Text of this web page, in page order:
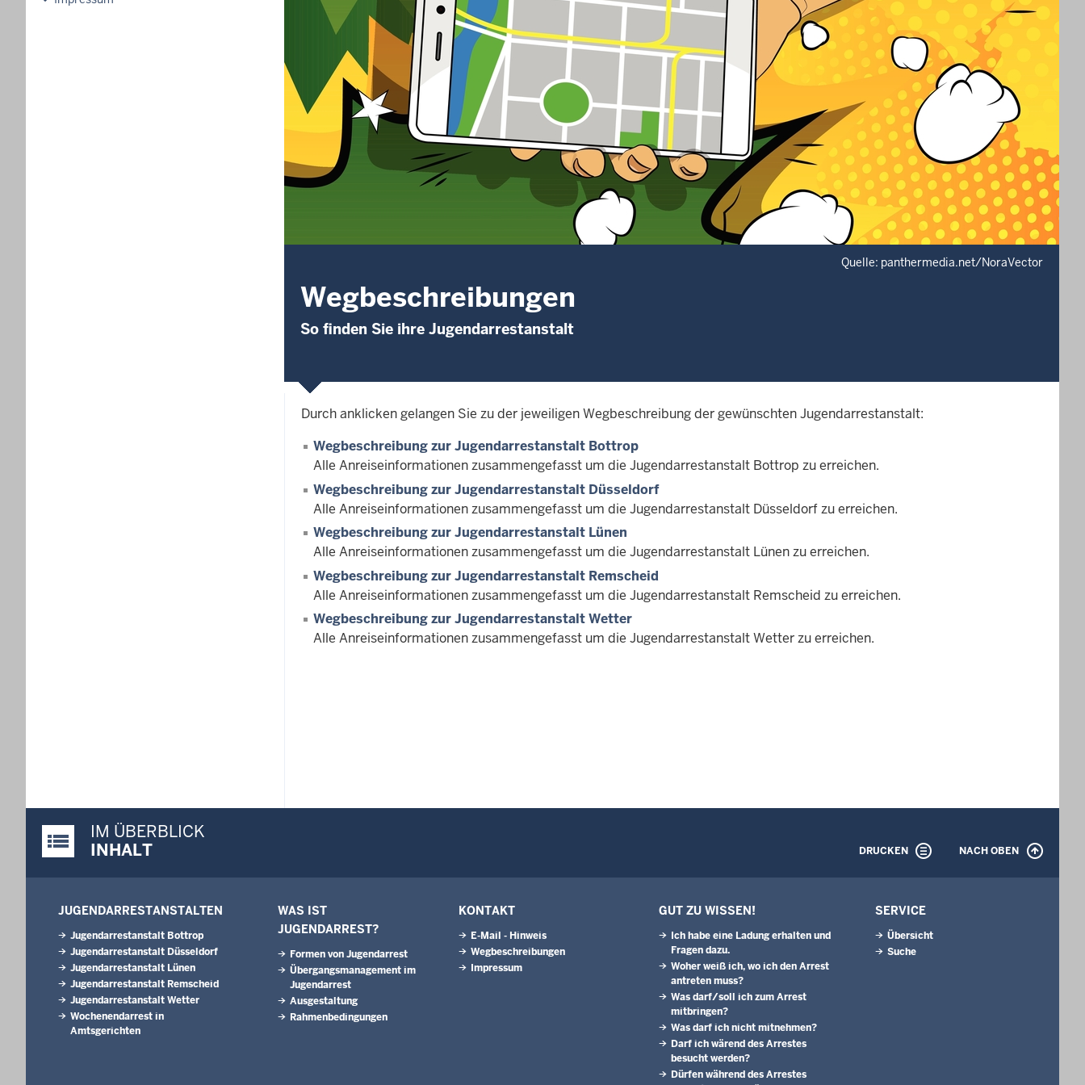
Quelle: panthermedia.net/NoraVector
Wegbeschreibungen
So finden Sie ihre Jugendarrestanstalt
Durch anklicken gelangen Sie zu der jeweiligen Wegbeschreibung der gewünschten Jugendarrestanstalt:
Wegbeschreibung zur Jugendarrestanstalt Bottrop
Alle Anreiseinformationen zusammengefasst um die Jugendarrestanstalt Bottrop zu erreichen.
Wegbeschreibung zur Jugendarrestanstalt Düsseldorf
Alle Anreiseinformationen zusammengefasst um die Jugendarrestanstalt Düsseldorf zu erreichen.
Wegbeschreibung zur Jugendarrestanstalt Lünen
Alle Anreiseinformationen zusammengefasst um die Jugendarrestanstalt Lünen zu erreichen.
Wegbeschreibung zur Jugendarrestanstalt Remscheid
Alle Anreiseinformationen zusammengefasst um die Jugendarrestanstalt Remscheid zu erreichen.
Wegbeschreibung zur Jugendarrestanstalt Wetter
Alle Anreiseinformationen zusammengefasst um die Jugendarrestanstalt Wetter zu erreichen.
Justiz-Portal im Überblick:
IM ÜBERBLICK
INHALT
DRUCKEN NACH OBEN
JUGENDARRESTANSTALTEN
Jugendarrestanstalt Bottrop
Jugendarrestanstalt Düsseldorf
Jugendarrestanstalt Lünen
Jugendarrestanstalt Remscheid
Jugendarrestanstalt Wetter
Wochenendarrest in
Amtsgerichten
WAS IST
JUGENDARREST?
Formen von Jugendarrest
Übergangsmanagement im
Jugendarrest
Ausgestaltung
Rahmenbedingungen
KONTAKT
E-Mail - Hinweis
Wegbeschreibungen
Impressum
GUT ZU WISSEN!
Ich habe eine Ladung erhalten und
Fragen dazu.
Woher weiß ich, wo ich den Arrest
antreten muss?
Was darf/soll ich zum Arrest
mitbringen?
Was darf ich nicht mitnehmen?
Darf ich wärend des Arrestes
besucht werden?
Dürfen während des Arrestes
SERVICE
Übersicht
Suche